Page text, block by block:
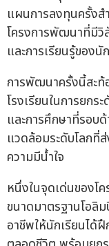
แผนการลงทุนครั้ง
โครงการพัฒนาที่มีวิ
และการเรียนรู้ของนั
การพัฒนาครั้งนี้สะท้
โรงเรียนในการยกร
และการศึกษาที่รอบ
แวดล้อมระดับโลกที่
ความมีน้ำใจ
หนึ่งในจุดเด่นของโ
ขนาดมาตรฐานโอลิ
อาชีพให้นักเรียนได้